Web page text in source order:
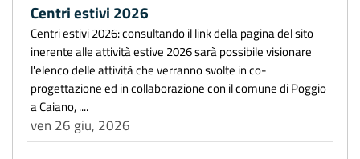
Centri estivi 2026
Centri estivi 2026: consultando il link della pagina del sito
inerente alle attività estive 2026 sarà possibile visionare
l'elenco delle attività che verranno svolte in co-
progettazione ed in collaborazione con il comune di Poggio
a Caiano, ....
ven 26 giu, 2026